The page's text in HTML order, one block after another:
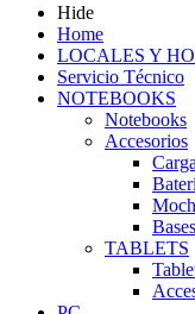
Hide
Home
LOCALES Y
Servicio Técnico
NOTEBOOKS
Notebooks
Accesorios
TABLETS